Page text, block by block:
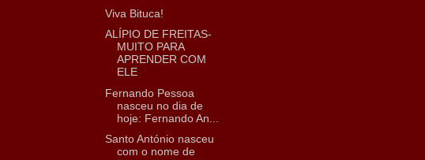
Viva Bituca!
ALÍPIO DE FREITAS-
MUITO PARA
APRENDER COM
ELE
Fernando Pessoa
nasceu no dia de
hoje: Fernando An...
Santo António nasceu
com o nome de